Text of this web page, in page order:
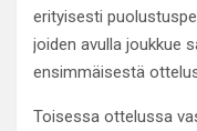
erityisesti
joiden avulla joukkue
ensimmäisestä
Toisessa ottelussa